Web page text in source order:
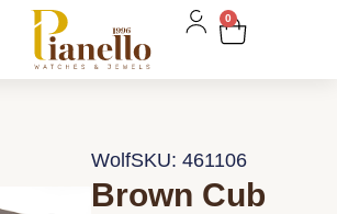
0
WolfSKU: 461106
Brown Cub